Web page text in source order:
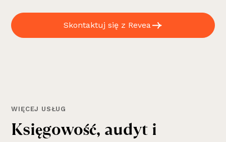
Skontaktuj się z Revea
WIĘCEJ USŁUG
Księgowość, audyt i